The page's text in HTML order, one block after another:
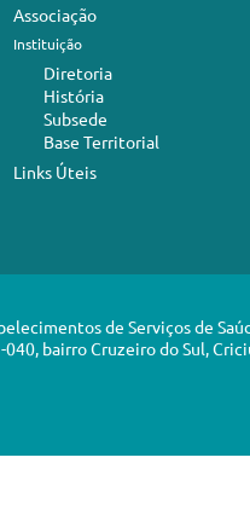
Associação
Instituição
Diretoria
História
Subsede
Base Territorial
Links Úteis
de Serviços de
bairro Cruzeiro do Sul,